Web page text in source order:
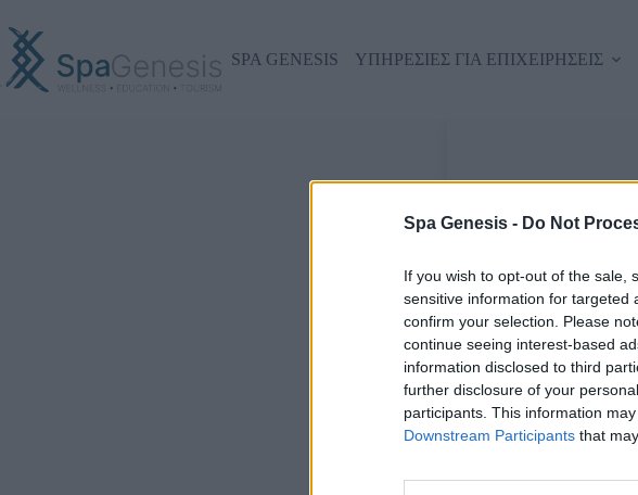
Spa Genesis - Do Not
If you wish to opt-out of the sale,
sensitive information for targeted
confirm your selection. Please
continue seeing interest-based
information disclosed to third
further disclosure of your
participants. This information
Downstream Participants that
SPA GENESIS ΥΠΗΡΕΣΙΕΣ ΓΙΑ ΕΠΙΧΕΙΡΗΣΕΙΣ
Κρατήστε με